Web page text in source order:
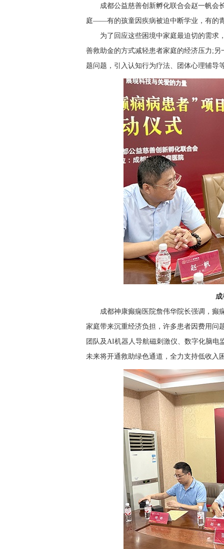
成都公益慈善创新孵化联合会赵一帆会
庭——有的孩童因疾病被迫中断学业，有的
为了回应这些困境中家庭最迫切的需求
善救助金的方式减轻患者家庭的经济压力;
题问题，引入认知行为疗法、团体心理辅导
成
成都神康癫痫医院詹伟华院长强调，癫
家庭带来沉重经济负担，许多患者因费用问
团队及AI机器人导航磁刺激仪、数字化脑电
未来将开通救助绿色通道，全力支持低收入